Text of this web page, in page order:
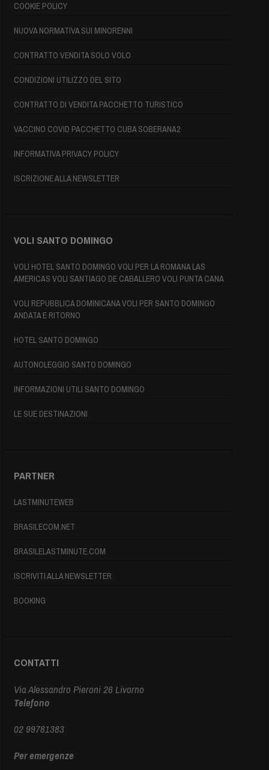
COOKIE POLICY
NUOVA NORMATIVA SUI MINORENNI
CONTRATTO VENDITA SOLO VOLO
CONDIZIONI UTILIZZO DEL SITO
CONTRATTO DI VENDITA PACCHETTO TURISTICO
VACCINO COVID PACCHETTO CUBA SOBERANA2
INFORMATIVA PRIVACY POLICY
ISCRIZIONE ALLA NEWSLETTER
VOLI SANTO DOMINGO
VOLI HOTEL SANTO DOMINGO VOLI PER LA ROMANA LAS
AMERICAS VOLI SANTIAGO DE CABALLERO VOLI PUNTA CANA
VOLI REPUBBLICA DOMINICANA VOLI PER SANTO DOMINGO
ANDATA E RITORNO
HOTEL SANTO DOMINGO
AUTONOLEGGIO SANTO DOMINGO
INFORMAZIONI UTILI SANTO DOMINGO
LE SUE DESTINAZIONI
PARTNER
LASTMINUTEWEB
BRASILECOM.NET
BRASILELASTMINUTE.COM
ISCRIVITI ALLA NEWSLETTER
BOOKING
CONTATTI
Via Alessandro Pieroni 26 Livorno
Telefono
02 99781383
Per emergenze